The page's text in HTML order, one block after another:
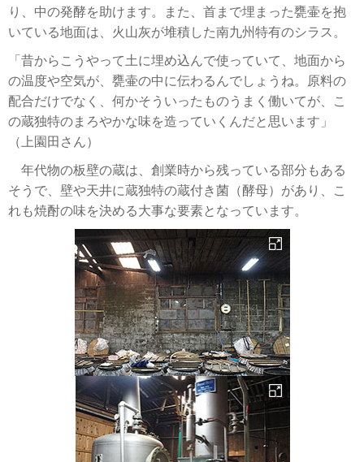
り、中の発酵を助けます。また、首まで埋まった甕壷を抱
いている地面は、火山灰が堆積した南九州特有のシラス。
「昔からこうやって土に埋め込んで使っていて、地面から
の温度や空気が、甕壷の中に伝わるんでしょうね。原料の
配合だけでなく、何かそういったものうまく働いてが、こ
の蔵独特のまろやかな味を造っていくんだと思います」
（上園田さん）
年代物の板壁の蔵は、創業時から残っている部分もある
そうで、壁や天井に蔵独特の蔵付き菌（酵母）があり、こ
れも焼酎の味を決める大事な要素となっています。